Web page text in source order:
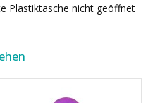
Plastiktasche nicht geöffnet